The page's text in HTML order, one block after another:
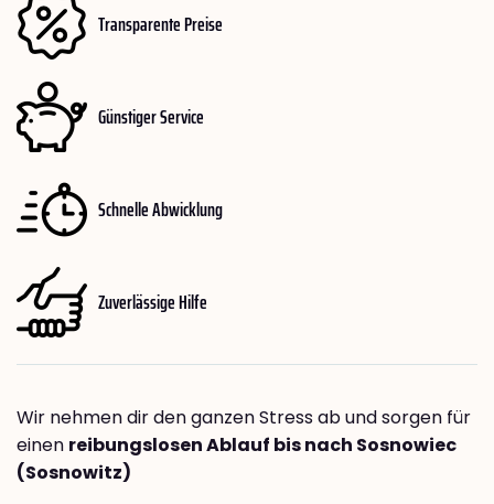
Transparente Preise
Günstiger Service
Schnelle Abwicklung
Zuverlässige Hilfe
Wir nehmen dir den ganzen Stress ab und sorgen für
einen reibungslosen Ablauf bis nach Sosnowiec
(Sosnowitz)